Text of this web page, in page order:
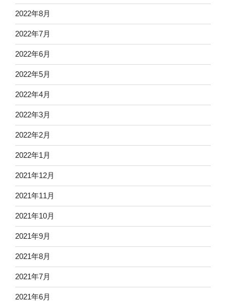
2022年8月
2022年7月
2022年6月
2022年5月
2022年4月
2022年3月
2022年2月
2022年1月
2021年12月
2021年11月
2021年10月
2021年9月
2021年8月
2021年7月
2021年6月